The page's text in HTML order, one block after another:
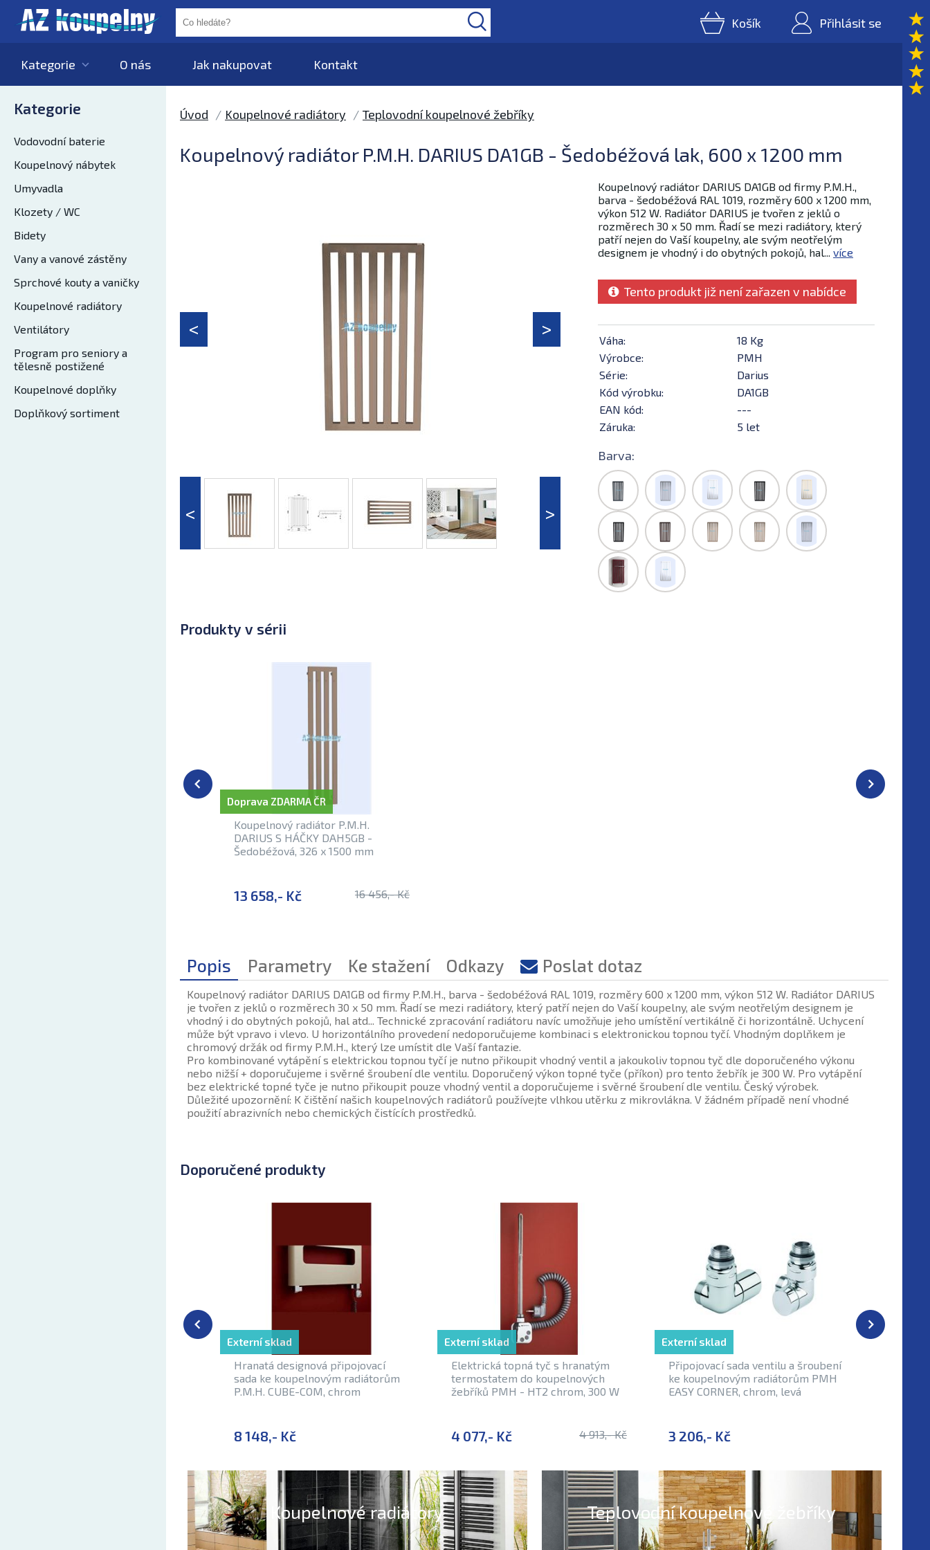
Košík Přihlásit se
Kategorie O nás Jak nakupovat Kontakt
Kategorie
Vodovodní baterie
Koupelnový nábytek
Umyvadla
Klozety / WC
Bidety
Vany a vanové zástěny
Sprchové kouty a vaničky
Koupelnové radiátory
Ventilátory
Program pro seniory a
tělesně postižené
Koupelnové doplňky
Doplňkový sortiment
Úvod Koupelnové radiátory Teplovodní koupelnové žebříky
Koupelnový radiátor P.M.H. DARIUS DA1GB - Šedobéžová lak, 600 x 1200 mm
Koupelnový radiátor DARIUS DA1GB od firmy P.M.H.,
barva - šedobéžová RAL 1019, rozměry 600 x 1200 mm,
výkon 512 W. Radiátor DARIUS je tvořen z jeklů o
rozměrech 30 x 50 mm. Řadí se mezi radiátory, který
patří nejen do Vaší koupelny, ale svým neotřelým
designem je vhodný i do obytných pokojů, hal... více
Tento produkt již není zařazen v nabídce
Váha:
18 Kg
Výrobce:
PMH
Série:
Darius
Kód výrobku:
DA1GB
EAN kód:
---
Záruka:
5 let
Barva:
Produkty v sérii
Koupelnový radiátor P.M.H.
DARIUS S HÁČKY DAH5GB -
Šedobéžová, 326 x 1500 mm
13 658,- Kč 16 456,- Kč
Doprava ZDARMA ČR
Popis Parametry Ke stažení Odkazy Poslat dotaz
Koupelnový radiátor DARIUS DA1GB od firmy P.M.H., barva - šedobéžová RAL 1019, rozměry 600 x 1200 mm, výkon 512 W. Radiátor DARIUS
je tvořen z jeklů o rozměrech 30 x 50 mm. Řadí se mezi radiátory, který patří nejen do Vaší koupelny, ale svým neotřelým designem je
vhodný i do obytných pokojů, hal atd... Technické zpracování radiátoru navíc umožňuje jeho umístění vertikálně či horizontálně. Uchycení
může být vpravo i vlevo. U horizontálního provedení nedoporučujeme kombinaci s elektronickou topnou tyčí. Vhodným doplňkem je
chromový držák od firmy P.M.H., který lze umístit dle Vaší fantazie.
Pro kombinované vytápění s elektrickou topnou tyčí je nutno přikoupit vhodný ventil a jakoukoliv topnou tyč dle doporučeného výkonu
nebo nižší + doporučujeme i svěrné šroubení dle ventilu. Doporučený výkon topné tyče (příkon) pro tento žebřík je 300 W. Pro vytápění
bez elektrické topné tyče je nutno přikoupit pouze vhodný ventil a doporučujeme i svěrné šroubení dle ventilu. Český výrobek.
Důležité upozornění: K čištění našich koupelnových radiátorů používejte vlhkou utěrku z mikrovlákna. V žádném případě není vhodné
použití abrazivních nebo chemických čistících prostředků.
Doporučené produkty
Hranatá designová připojovací
sada ke koupelnovým radiátorům
P.M.H. CUBE-COM, chrom
8 148,- Kč
Externí sklad
Elektrická topná tyč s hranatým
termostatem do koupelnových
žebříků PMH - HT2 chrom, 300 W
4 077,- Kč 4 913,- Kč
Externí sklad
Připojovací sada ventilu a šroubení
ke koupelnovým radiátorům PMH
EASY CORNER, chrom, levá
3 206,- Kč
Externí sklad
Koupelnové radiátory Teplovodní koupelnové žebříky